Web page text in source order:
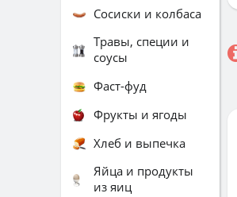
Сосиски и колбаса
Травы, специи и
соусы
Фаст-фуд
Фрукты и ягоды
Хлеб и выпечка
Яйца и продукты
из яиц